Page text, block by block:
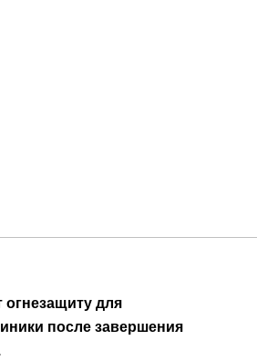
огнезащиту для
после завершения